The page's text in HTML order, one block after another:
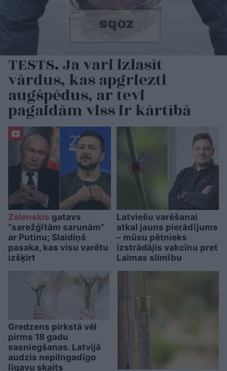
TESTS. Ja vari izlasīt
vārdus, kas apgriezti
augšpēdus, ar tevi
pagaidām viss ir kārtībā
Zelenskis gatavs
“sarežģītām sarunām”
ar Putinu; Slaidiņš
pasaka, kas visu varētu
izšķirt
Latviešu varēšanai
atkal jauns pierādījums
– mūsu pētnieks
izstrādājis vakcīnu pret
Laimas slimību
Gredzens pirkstā vēl
pirms 18 gadu
sasniegšanas. Latvijā
audzis nepilngadīgo
līgavu skaits